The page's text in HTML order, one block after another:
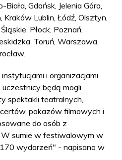
Gdańsk, Jelenia Góra,
Kraków Lublin, Łódź, Olsztyn,
Płock, Poznań,
Toruń, Warszawa,
i organizacjami
uczestnicy będą mogli
spektakli teatralnych,
pokazów filmowych i
do osób z
W sumie w festiwalowym w
wydarzeń" - napisano w